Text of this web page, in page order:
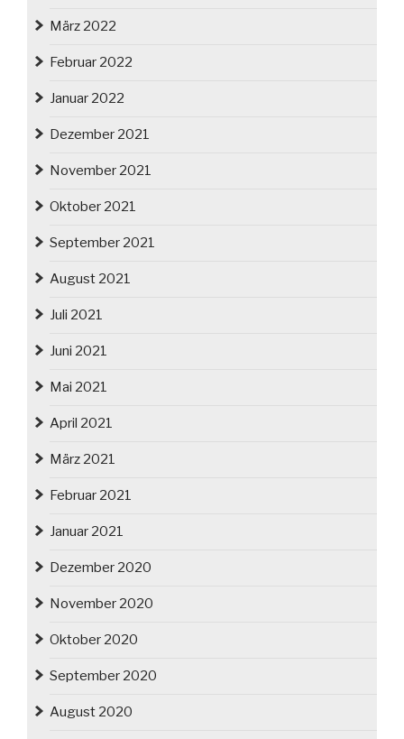
März 2022
Februar 2022
Januar 2022
Dezember 2021
November 2021
Oktober 2021
September 2021
August 2021
Juli 2021
Juni 2021
Mai 2021
April 2021
März 2021
Februar 2021
Januar 2021
Dezember 2020
November 2020
Oktober 2020
September 2020
August 2020